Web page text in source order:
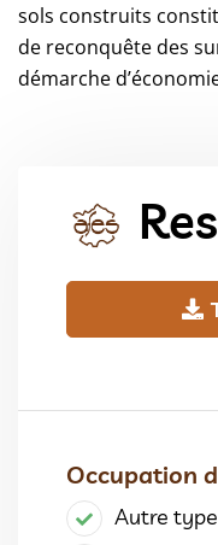
sols construits
de reconquête des
démarche
Occupation
Autre